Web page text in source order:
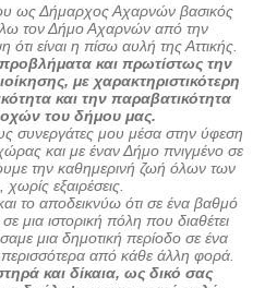
ως Δήμαρχος Αχαρνών βασικός
τον Δήμο Αχαρνών από την
είναι η πίσω αυλή της Αττικής.
και πρωτίστως την
με χαρακτηριστικότερη
και την παραβατικότητα
του δήμου μας.
συνεργάτες μου μέσα στην ύφεση
χώρας και με έναν Δήμο πνιγμένο σε
την καθημερινή ζωή όλων των
εξαιρέσεις.
το αποδεικνύω ότι σε ένα βαθμό
μια ιστορική πόλη που διαθέτει
μια δημοτική περίοδο σε ένα
από κάθε άλλη φορά.
και δίκαια, ως δικό σας